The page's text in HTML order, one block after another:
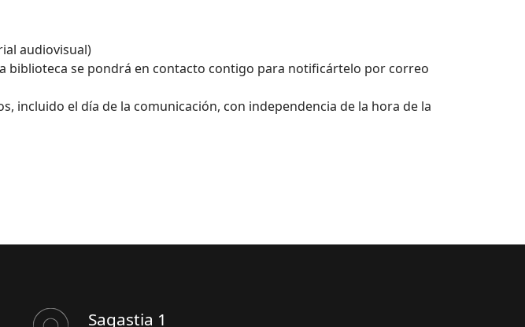
audiovisual)
biblioteca se pondrá en contacto contigo para notificártelo por correo
incluido el día de la comunicación, con independencia de la hora de la
Sagastia 1